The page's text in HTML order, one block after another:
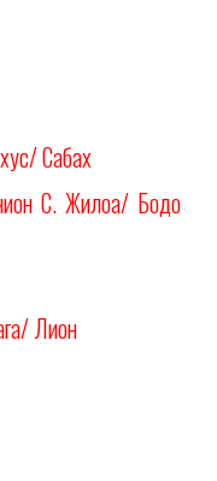
Сабах
С. Жилоа/ Бодо
Лион